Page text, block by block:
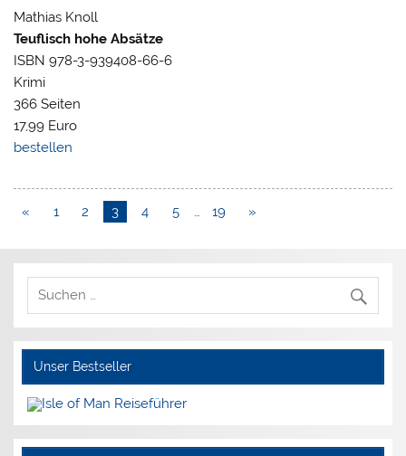
Mathias Knoll
Teuflisch hohe Absätze
ISBN 978-3-939408-66-6
Krimi
366 Seiten
17,99 Euro
bestellen
« 1 2 3 4 5 … 19 »
Unser Bestseller